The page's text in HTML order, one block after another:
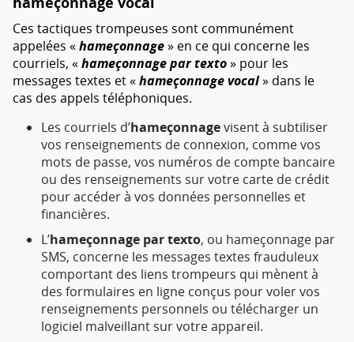
Ces tactiques trompeuses sont communément
appelées «hameçonnage» en ce qui concerne les
courriels, «hameçonnage par texto» pour les
messages textes et «hameçonnage vocal» dans le
cas des appels téléphoniques.
Les courriels d’hameçonnagevisent à subtiliser
vos renseignements de connexion, comme vos
mots de passe, vos numéros de compte bancaire
ou des renseignements sur votre carte de crédit
pour accéder à vos données personnelles et
financières.
L’hameçonnage par texto, ou hameçonnage par
SMS, concerne les messages textes frauduleux
comportant des liens trompeurs qui mènent à
des formulaires en ligne conçus pour voler vos
renseignements personnels ou télécharger un
logiciel malveillant sur votre appareil.